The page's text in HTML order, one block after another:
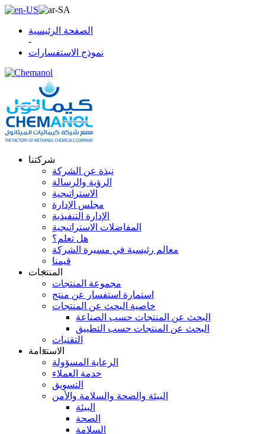
الصفحة الرئيسية
-
نموذج الاستفسارات
شركتنا
نبذة عن الشركة
الرؤية والرسالة
الاستراتيجية
مجلس الإدارة
الإدارة التنفيذية
المفاضلات الاستراتيجية
هل تعلم؟
معالم رئيسية في مسيرة الشركة
قيمنا
المنتجات
مجموعة المنتجات
استمارة استفسار عن منتج
خاصية البحث عن المنتجات
البحث عن المنتجات حسب الصناعة
البحث عن المنتجات حسب التطبيق
التقنيات
الاستدامة
الرعاية المسؤولة
خدمة العملاء
التسويق
البيئة والصحة والسلامة والأمن
البيئة
الصحة
السلامة